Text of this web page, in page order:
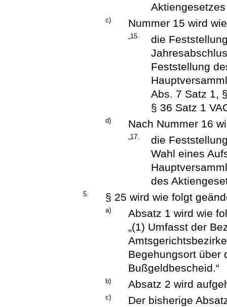
c) Nummer 15 wird
„15.
die
Feststellung
Abs. 7 Satz 1,
§ 36 Satz 1
d) Nach Nummer 16
„17.
die
Wahl eines
des
5. § 25 wird wie folgt
a)
Absatz 1 wird wie
„(1) Umfasst der
Begehungsort über
Bußgeldbescheid.“
b) Absatz 2 wird
c) Der bisherige